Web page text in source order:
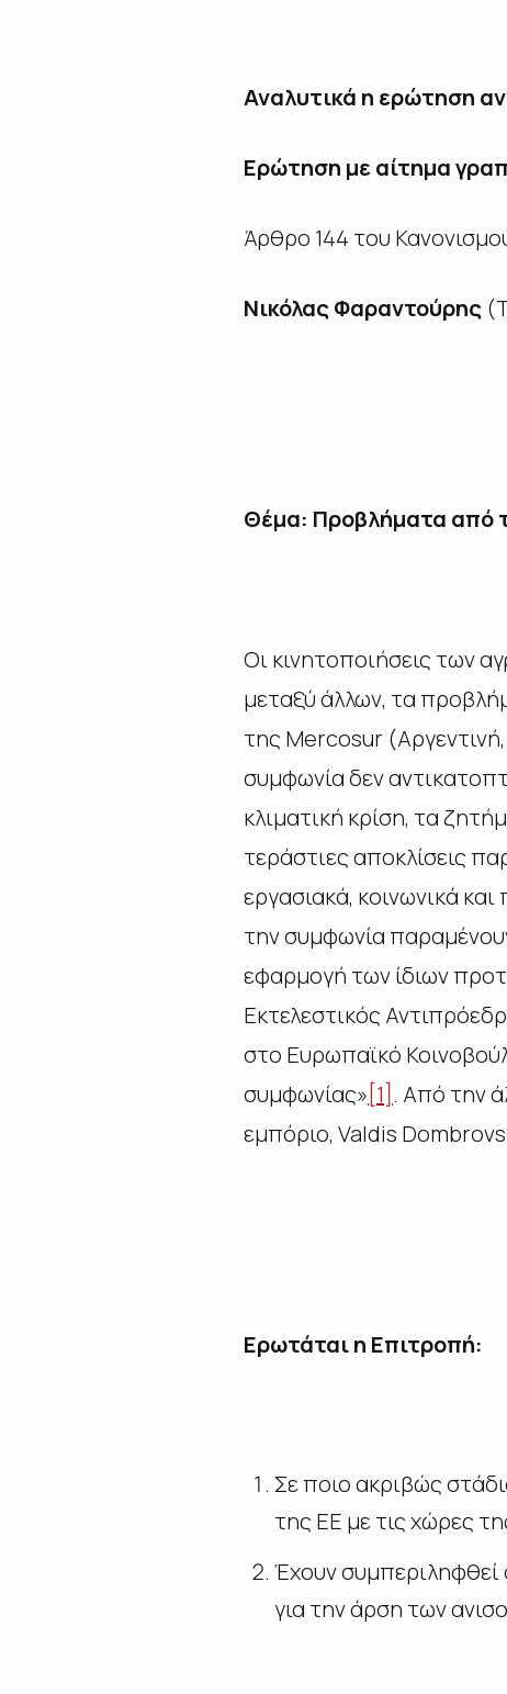
Αναλυτικά η ερώτηση
Ερώτηση με αίτημα
Άρθρο 144 του
Νικόλας Φαραντούρης
Θέμα: Προβλήματα από
Οι κινητοποιήσεις των
μεταξύ άλλων, τα
της Mercosur
συμφωνία δεν
κλιματική κρίση, τα
τεράστιες αποκλίσεις
εργασιακά, κοινωνικά
την συμφωνία
εφαρμογή των ίδιων
Εκτελεστικός
στο Ευρωπαϊκό
συμφωνίας» [1] . Από την
εμπόριο, Valdis
Ερωτάται η Επιτροπή:
Σε ποιο ακριβώς
της ΕΕ με τις χώρες
Έχουν συμπεριληφθεί
για την άρση των